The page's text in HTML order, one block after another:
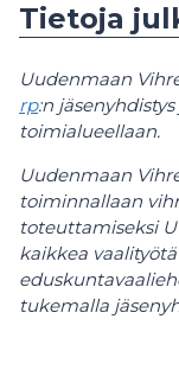
Tietoja
Uudenmaan
rp:n
toimialueellaan.
Uudenmaan
toiminnallaan
toteuttamiseksi
kaikkea
tukemalla